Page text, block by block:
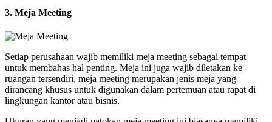
3. Meja Meeting
Setiap perusahaan wajib memiliki meja meeting sebagai tempat
untuk membahas hal penting. Meja ini juga wajib diletakan ke
ruangan tersendiri, meja meeting merupakan jenis meja yang
dirancang khusus untuk digunakan dalam pertemuan atau rapat di
lingkungan kantor atau bisnis.